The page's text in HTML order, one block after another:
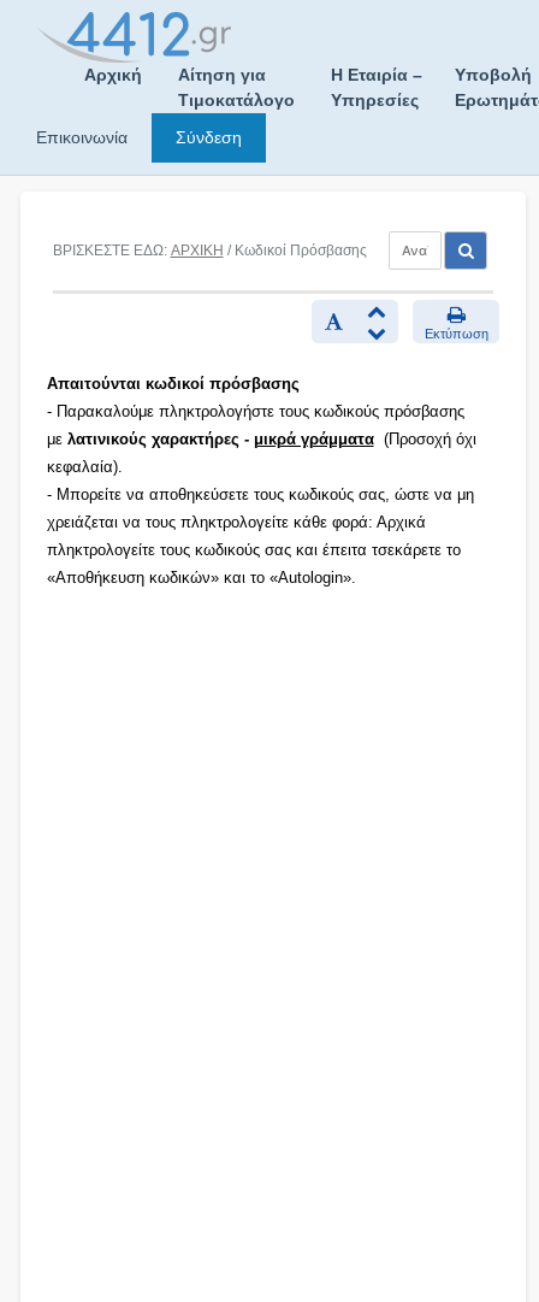
Αρχική
Αίτηση για
Τιμοκατάλογο
Η Εταιρία –
Υπηρεσίες
Υποβολή
Επικοινωνία
Σύνδεση
ΒΡΙΣΚΕΣΤΕ ΕΔΩ: ΑΡΧΙΚΗ / Κωδικοί Πρόσβασης
Εκτύπωση
Απαιτούνται κωδικοί πρόσβασης
- Παρακαλούμε πληκτρολογήστε τους κωδικούς πρόσβασης
με λατινικούς χαρακτήρες - μικρά γράμματα(Προσοχή όχι
κεφαλαία).
- Μπορείτε να αποθηκεύσετε τους κωδικούς σας, ώστε να μη
χρειάζεται να τους πληκτρολογείτε κάθε φορά: Αρχικά
πληκτρολογείτε τους κωδικούς σας και έπειτα τσεκάρετε το
«Αποθήκευση κωδικών» και το «Autologin».